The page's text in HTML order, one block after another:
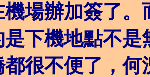
機場辦加簽了。
是下機地點不是
都很不便了，何